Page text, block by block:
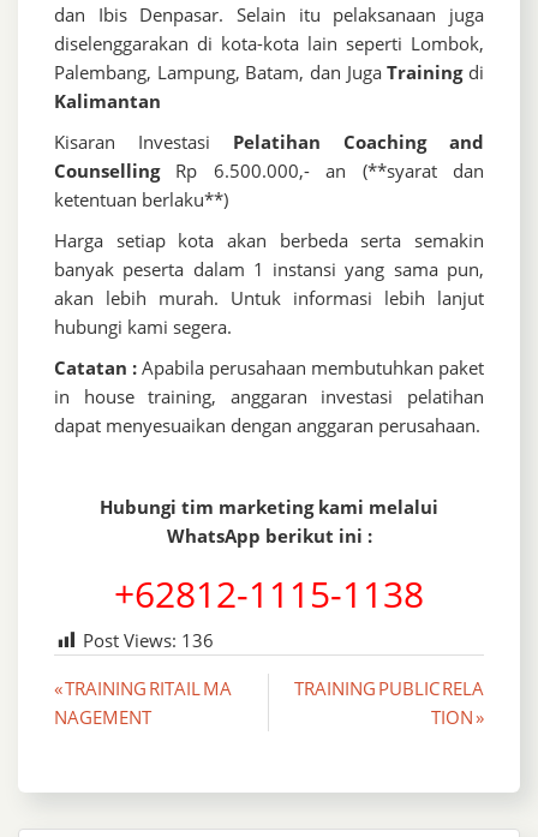
dan Ibis Denpasar. Selain itu pelaksanaan juga
diselenggarakan di kota-kota lain seperti Lombok,
Palembang, Lampung, Batam, dan JugaTrainingdi
Kalimantan
Kisaran Investasi Pelatihan Coaching and
Counselling
Rp 6.500.000,- an (**syarat dan
ketentuan berlaku**)
Harga setiap kota akan berbeda serta semakin
banyak peserta dalam 1 instansi yang sama pun,
akan lebih murah. Untuk informasi lebih lanjut
hubungi kami segera.
Catatan : Apabila perusahaan membutuhkan paket
in house training, anggaran investasi pelatihan
dapat menyesuaikan dengan anggaran perusahaan.
Hubungi tim marketing kami melalui
WhatsApp berikut ini :
+62812-1115-1138
Post Views: 136
Post
navigation
« TRAINING RITAIL MA
NAGEMENT
TRAINING PUBLIC RELA
TION »